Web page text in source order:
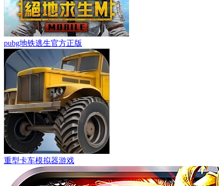
pubg地铁逃生官方正版
重型卡车模拟器游戏